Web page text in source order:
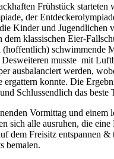
Frühstück starteten
der
Kinder und Jugendlichen
dem klassischen Eier-
schwimmende
Desweiteren musste mit
ausbalanciert werden,
ergattern konnte. Die
Schlussendlich das beste
Vormittag und einem
sich alle ausruhen, die
dem Freisitz entspannen &
bemalen.